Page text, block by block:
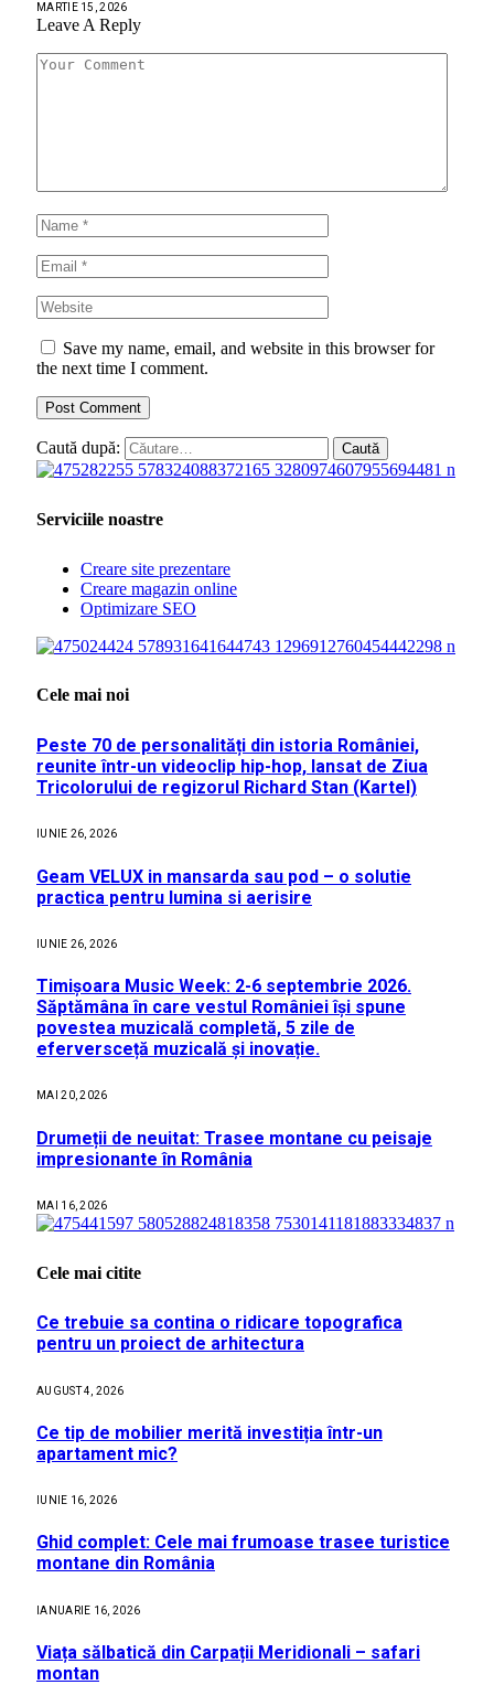
MARTIE 15, 2026
Leave A Reply
Save my name, email, and website in this browser for
the next time I comment.
Caută după:
Serviciile noastre
Creare site prezentare
Creare magazin online
Optimizare SEO
Cele mai noi
Peste 70 de personalități din istoria României,
reunite într-un videoclip hip-hop, lansat de Ziua
Tricolorului de regizorul Richard Stan (Kartel)
IUNIE 26, 2026
Geam VELUX in mansarda sau pod – o solutie
practica pentru lumina si aerisire
IUNIE 26, 2026
Timișoara Music Week: 2-6 septembrie 2026.
Săptămâna în care vestul României își spune
povestea muzicală completă, 5 zile de
eferversceță muzicală și inovație.
MAI 20, 2026
Drumeții de neuitat: Trasee montane cu peisaje
impresionante în România
MAI 16, 2026
Cele mai citite
Ce trebuie sa contina o ridicare topografica
pentru un proiect de arhitectura
AUGUST 4, 2026
Ce tip de mobilier merită investiția într-un
apartament mic?
IUNIE 16, 2026
Ghid complet: Cele mai frumoase trasee turistice
montane din România
IANUARIE 16, 2026
Viața sălbatică din Carpații Meridionali – safari
montan